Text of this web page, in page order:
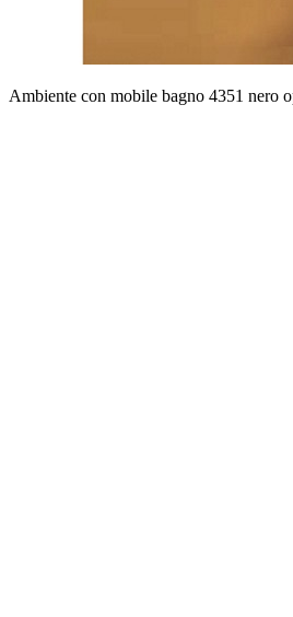
Ambiente con mobile bagno 4351 nero